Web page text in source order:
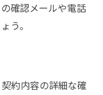
確認メールや電話
う。
約内容の詳細な確